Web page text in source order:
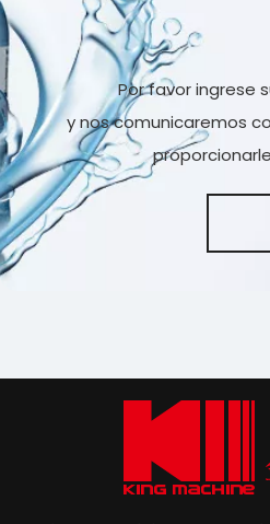
Por favor ingrese
y nos comunicaremos